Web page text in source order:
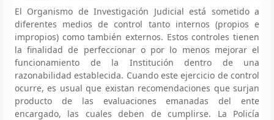
El Organismo de Investigación Judicial está sometido a
diferentes medios de control tanto internos (propios e
impropios) como también externos. Estos controles tienen
la finalidad de perfeccionar o por lo menos mejorar el
funcionamiento de la Institución dentro de una
razonabilidad establecida. Cuando este ejercicio de control
ocurre, es usual que existan recomendaciones que surjan
producto de las evaluaciones emanadas del ente
encargado, las cuales deben de cumplirse. La Policía